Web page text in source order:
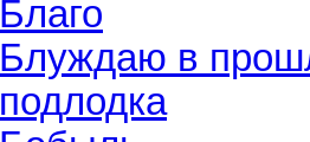
Благо
Блуждаю в
подлодка